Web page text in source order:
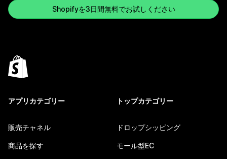
Shopifyを3日間無料でお試しください
アプリカテゴリー
販売チャネル
商品を探す
トップカテゴリー
ドロップシッピング
モール型EC